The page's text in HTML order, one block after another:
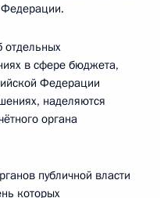
Федерации.
отдельных
в сфере бюджета,
Федерации
наделяются
органа
публичной власти
которых